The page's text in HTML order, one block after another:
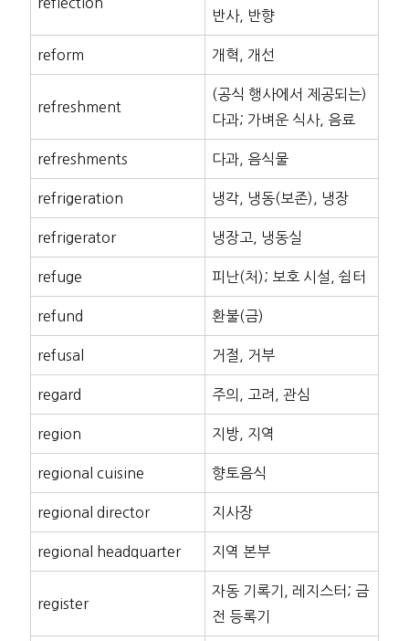
반사, 반향
reform 개혁, 개선
refreshment
(공식 행사에서 제공되는)
다과; 가벼운 식사, 음료
refreshments 다과, 음식물
refrigeration 냉각, 냉동(보존), 냉장
refrigerator 냉장고, 냉동실
refuge 피난(처); 보호 시설, 쉼터
refund 환불(금)
refusal 거절, 거부
regard 주의, 고려, 관심
region 지방, 지역
regional cuisine 향토음식
regional director 지사장
regional headquarter 지역 본부
register
자동 기록기, 레지스터; 금
전 등록기